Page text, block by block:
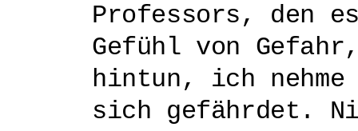
Professors, den
Gefühl von
hintun, ich
sich gefährdet.